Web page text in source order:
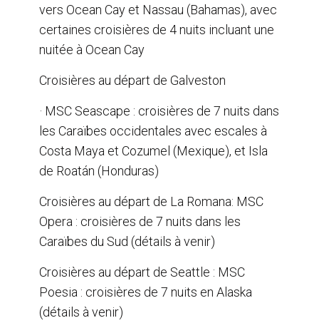
vers Ocean Cay et Nassau (Bahamas), avec
certaines croisières de 4 nuits incluant une
nuitée à Ocean Cay
Croisières au départ de Galveston
· MSC Seascape : croisières de 7 nuits dans
les Caraïbes occidentales avec escales à
Costa Maya et Cozumel (Mexique), et Isla
de Roatán (Honduras)
Croisières au départ de La Romana: MSC
Opera : croisières de 7 nuits dans les
Caraïbes du Sud (détails à venir)
Croisières au départ de Seattle : MSC
Poesia : croisières de 7 nuits en Alaska
(détails à venir)